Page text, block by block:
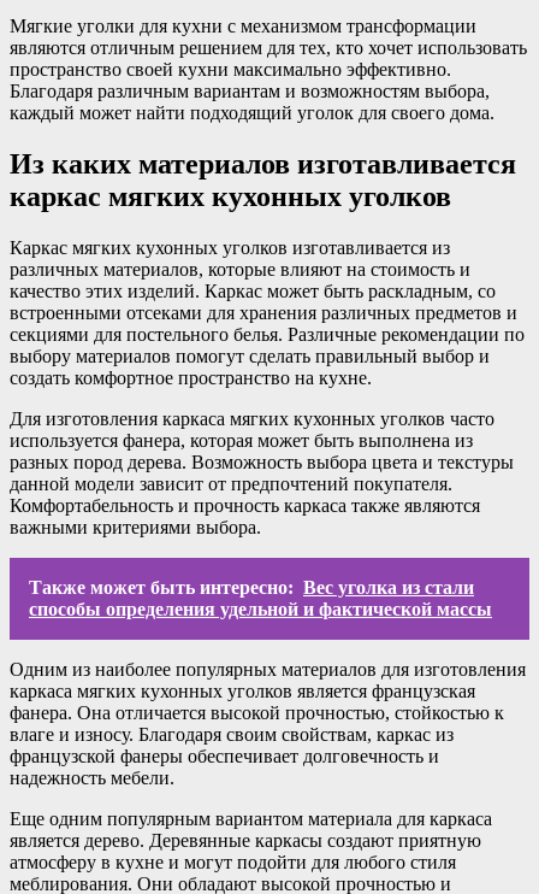
Мягкие уголки для кухни с механизмом трансформации
являются отличным решением для тех, кто хочет использовать
пространство своей кухни максимально эффективно.
Благодаря различным вариантам и возможностям выбора,
каждый может найти подходящий уголок для своего дома.
Из каких материалов изготавливается
каркас мягких кухонных уголков
Каркас мягких кухонных уголков изготавливается из
различных материалов, которые влияют на стоимость и
качество этих изделий. Каркас может быть раскладным, со
встроенными отсеками для хранения различных предметов и
секциями для постельного белья. Различные рекомендации по
выбору материалов помогут сделать правильный выбор и
создать комфортное пространство на кухне.
Для изготовления каркаса мягких кухонных уголков часто
используется фанера, которая может быть выполнена из
разных пород дерева. Возможность выбора цвета и текстуры
данной модели зависит от предпочтений покупателя.
Комфортабельность и прочность каркаса также являются
важными критериями выбора.
Также может быть интересно: Вес уголка из стали
способы определения удельной и фактической массы
Одним из наиболее популярных материалов для изготовления
каркаса мягких кухонных уголков является французская
фанера. Она отличается высокой прочностью, стойкостью к
влаге и износу. Благодаря своим свойствам, каркас из
французской фанеры обеспечивает долговечность и
надежность мебели.
Еще одним популярным вариантом материала для каркаса
является дерево. Деревянные каркасы создают приятную
атмосферу в кухне и могут подойти для любого стиля
меблирования. Они обладают высокой прочностью и